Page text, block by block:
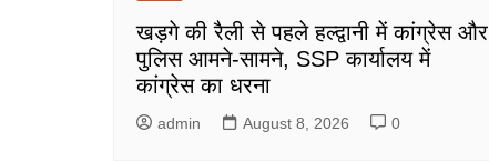
खड़गे की रैली से पहले हल्द्वानी में कांग्रेस और
पुलिस आमने-सामने, SSP कार्यालय में
कांग्रेस का धरना
admin August 8, 2026 0